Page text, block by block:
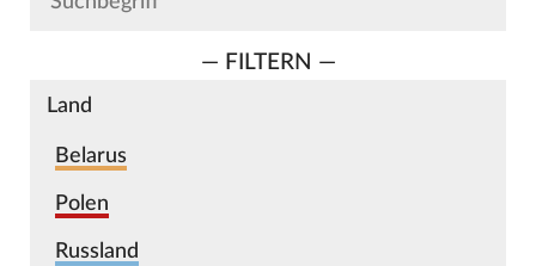
— FILTERN —
Land
Belarus
Polen
Russland